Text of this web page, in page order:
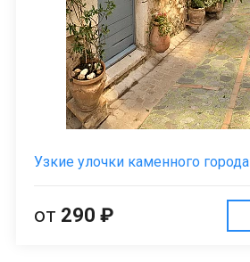
Узкие улочки каменного города
от 290 ₽